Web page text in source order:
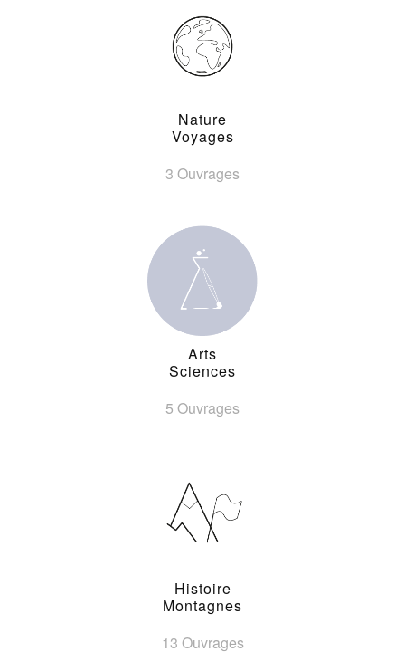
Nature
Voyages
3 Ouvrages
Arts
Sciences
5 Ouvrages
Histoire
Montagnes
13 Ouvrages